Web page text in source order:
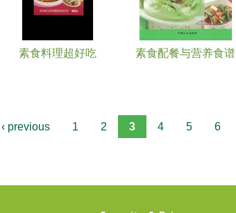
素食料理超好吃 素食配餐与营养食谱
‹ previous 1 2 3 4 5 6